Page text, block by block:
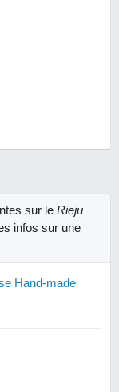
sur le Rieju
infos sur une
Hand-made